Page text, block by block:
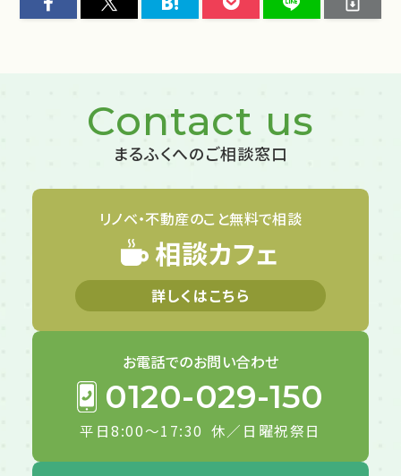
Contact us
まるふくへのご相談窓口
リノベ・不動産のこと無料で相談
相談カフェ
詳しくはこちら
お電話でのお問い合わせ
0120-029-150
平日8:00～17:30 休／日曜祝祭日